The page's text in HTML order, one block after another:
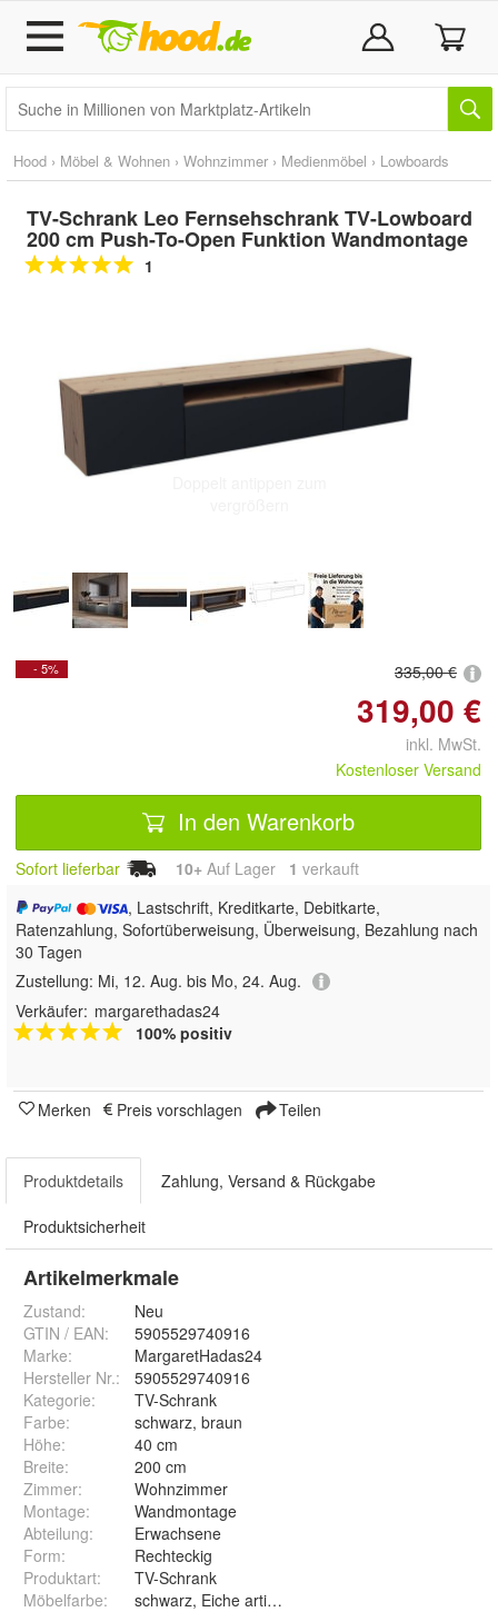
Hood › Möbel & Wohnen › Wohnzimmer › Medienmöbel › Lowboards
TV-Schrank Leo Fernsehschrank TV-Lowboard
200 cm Push-To-Open Funktion Wandmontage
1
- 5% 335,00 €
319,00 €
inkl. MwSt.
Kostenloser Versand
In den Warenkorb
Sofort lieferbar 10+ Auf Lager 1 verkauft
, Lastschrift, Kreditkarte, Debitkarte,
Ratenzahlung, Sofortüberweisung, Überweisung, Bezahlung nach
30 Tagen
Zustellung: Mi, 12. Aug. bis Mo, 24. Aug.
Verkäufer: margarethadas24
100% positiv
Merken Preis vorschlagen Teilen
Produktdetails Zahlung, Versand & Rückgabe
Produktsicherheit
Artikelmerkmale
Zustand:
Neu
GTIN / EAN:
5905529740916
Marke:
MargaretHadas24
Hersteller Nr.:
5905529740916
Kategorie:
TV-Schrank
Farbe:
schwarz, braun
Höhe:
40 cm
Breite:
200 cm
Zimmer:
Wohnzimmer
Montage:
Wandmontage
Abteilung:
Erwachsene
Form:
Rechteckig
Produktart:
TV-Schrank
Möbelfarbe: schwarz, Eiche artisan